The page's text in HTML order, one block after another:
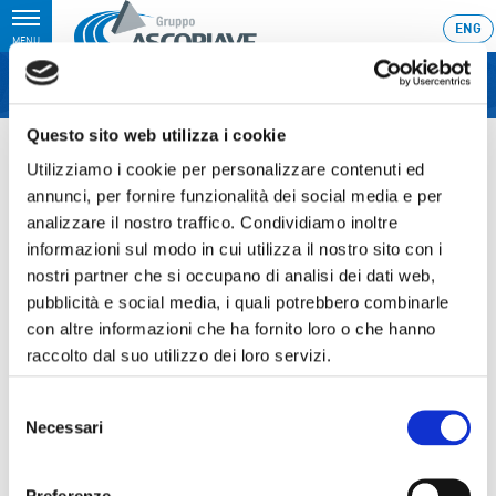
Questo sito web utilizza i cookie
Utilizziamo i cookie per personalizzare contenuti ed
annunci, per fornire funzionalità dei social media e per
analizzare il nostro traffico. Condividiamo inoltre
informazioni sul modo in cui utilizza il nostro sito con i
nostri partner che si occupano di analisi dei dati web,
pubblicità e social media, i quali potrebbero combinarle
con altre informazioni che ha fornito loro o che hanno
raccolto dal suo utilizzo dei loro servizi.
delNecessari
Toggle
navigation
MENU
ENG
Home›Informativa sull’acquisto di azioni proprie
Ultimo aggiornamento: 16/07/2019 8:42
16.07.2019
INFORMATIVA
SULL’ACQUISTO DI AZIONI
PROPRIE